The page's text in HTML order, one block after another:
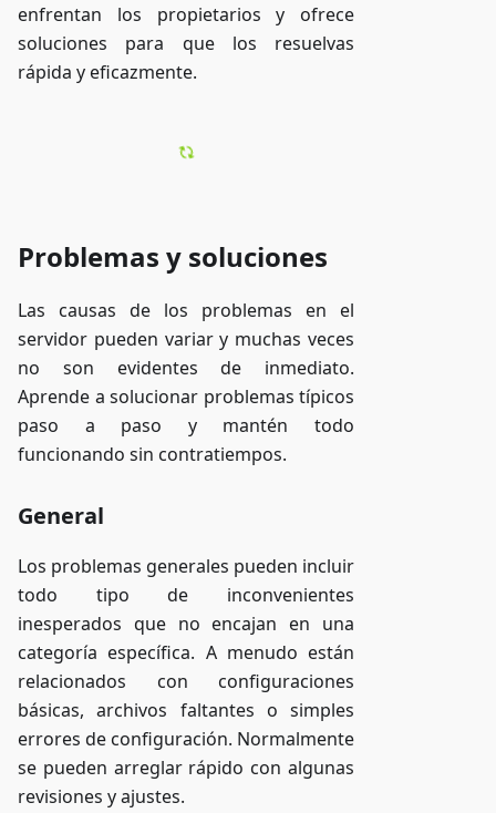
enfrentan los propietarios y ofrece
soluciones para que los resuelvas
rápida y eficazmente.
Problemas y soluciones
Las causas de los problemas en el
servidor pueden variar y muchas veces
no son evidentes de inmediato.
Aprende a solucionar problemas típicos
paso a paso y mantén todo
funcionando sin contratiempos.
General
Los problemas generales pueden incluir
todo tipo de inconvenientes
inesperados que no encajan en una
categoría específica. A menudo están
relacionados con configuraciones
básicas, archivos faltantes o simples
errores de configuración. Normalmente
se pueden arreglar rápido con algunas
revisiones y ajustes.